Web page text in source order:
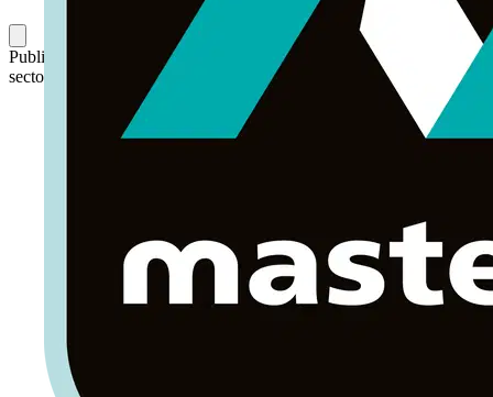
Publicado: 18 de agosto de 2016
Categoría: ¿De qué se habla en el
sector?